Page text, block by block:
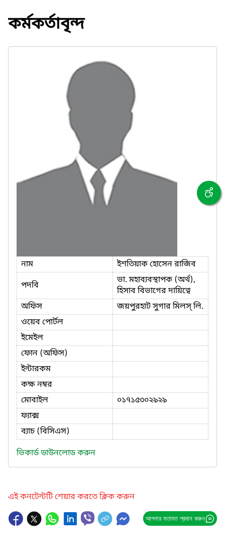
কর্মকর্তাবৃন্দ
নাম
ইশতিয়াক হোসেন রাজিব
পদবি
ভা. মহাব্যবস্থাপক (অর্থ),
হিসাব বিভাগের দায়িত্বে
অফিস
জয়পুরহাট সুগার মিলস্ লি.
ওয়েব পোর্টল
ইমেইল
ফোন (অফিস)
ইন্টারকম
কক্ষ নম্বর
মোবাইল
০১৭১৫৩০২৯২৯
ফ্যাক্স
ব্যাচ (বিসিএস)
ভিকার্ড ডাউনলোড করুন
এই কনটেন্টটি শেয়ার করতে ক্লিক করুন
আপনার মতামত প্রদান করুন